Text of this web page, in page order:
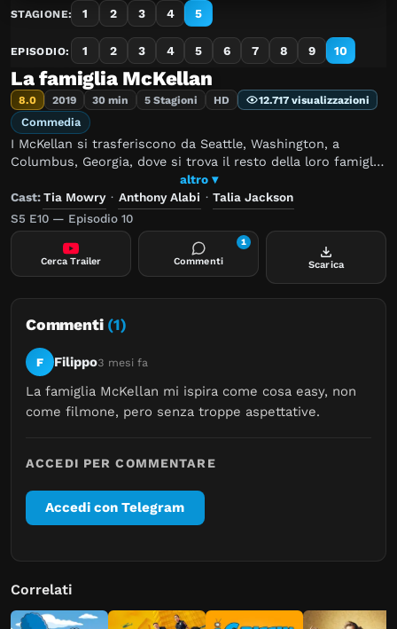
STAGIONE: 1 2 3 4 5
EPISODIO: 1 2 3 4 5 6 7 8 9 10
La famiglia McKellan
8.0 2019 30 min 5 Stagioni HD 12.717 visualizzazioni
Commedia
I McKellan si trasferiscono da Seattle, Washington, a
Columbus, Georgia, dove si trova il resto della loro famiglia
allargata. Tuttavia, adattarsi a questa nuova realtà diventa
più complicato del previsto.
altro ▾
Cast:Tia Mowry· Anthony Alabi · Talia Jackson
S5 E10 — Episodio 10
Cerca Trailer Commenti
1
Scarica
Commenti (1)
F Filippo3 mesi fa
La famiglia McKellan mi ispira come cosa easy, non
come filmone, pero senza troppe aspettative.
ACCEDI PER COMMENTARE
Accedi con Telegram
Correlati